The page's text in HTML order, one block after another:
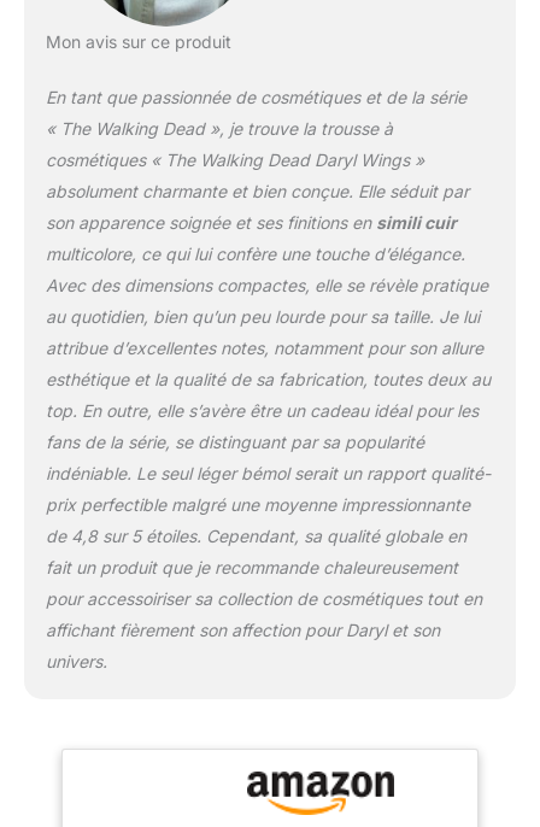
Mon avis sur ce produit
En tant que passionnée de cosmétiques et de la série
« The Walking Dead », je trouve la trousse à
cosmétiques « The Walking Dead Daryl Wings »
absolument charmante et bien conçue. Elle séduit par
son apparence soignée et ses finitions en simili cuir
multicolore, ce qui lui confère une touche d’élégance.
Avec des dimensions compactes, elle se révèle pratique
au quotidien, bien qu’un peu lourde pour sa taille. Je lui
attribue d’excellentes notes, notamment pour son allure
esthétique et la qualité de sa fabrication, toutes deux au
top. En outre, elle s’avère être un cadeau idéal pour les
fans de la série, se distinguant par sa popularité
indéniable. Le seul léger bémol serait un rapport qualité-
prix perfectible malgré une moyenne impressionnante
de 4,8 sur 5 étoiles. Cependant, sa qualité globale en
fait un produit que je recommande chaleureusement
pour accessoiriser sa collection de cosmétiques tout en
affichant fièrement son affection pour Daryl et son
univers.